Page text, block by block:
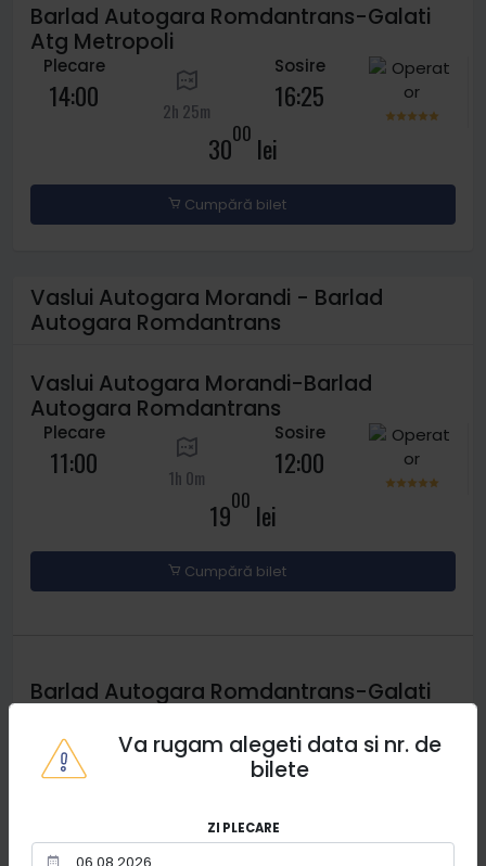
Barlad Autogara Romdantrans-Galati
Atg Metropoli
Plecare
14:00 2h 25m
Sosire
16:25
3000 lei
Cumpără bilet
Vaslui Autogara Morandi - Barlad
Autogara Romdantrans
Vaslui Autogara Morandi-Barlad
Autogara Romdantrans
Plecare
11:00 1h 0m
Sosire
12:00
1900 lei
Cumpără bilet
Barlad Autogara Romdantrans-Galati
Plecare
14:00
Sosire
16:25
30 lei
Va rugam alegeti data si nr. de
bilete
ZI PLECARE